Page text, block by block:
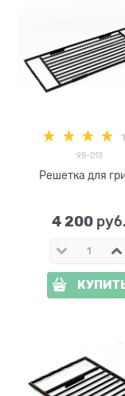
98-013
Решетка для
4 200 руб.